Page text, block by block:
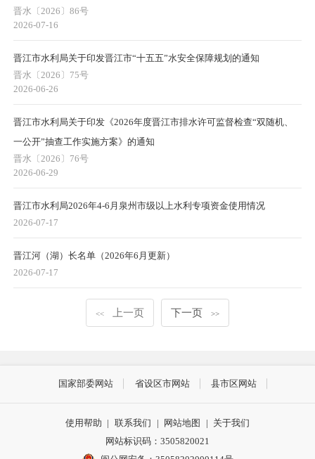
晋水〔2026〕86号
2026-07-16
晋江市水利局关于印发晋江市“十五五”水安全保障规划的通知
晋水〔2026〕75号
2026-06-26
晋江市水利局关于印发《2026年度晋江市排水许可监督检查“双随机、
一公开”抽查工作实施方案》的通知
晋水〔2026〕76号
2026-06-29
晋江市水利局2026年4-6月泉州市级以上水利专项资金使用情况
2026-07-17
晋江河（湖）长名单（2026年6月更新）
2026-07-17
<< 上一页 下一页 >>
国家部委网站 省设区市网站 县市区网站
使用帮助 | 联系我们 | 网站地图 | 关于我们
网站标识码：3505820021